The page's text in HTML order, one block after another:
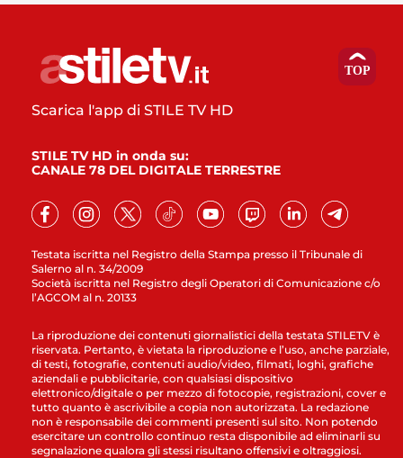
Testata iscritta nel Registro della Stampa presso il Tribunale di
Salerno al n. 34/2009
Società iscritta nel Registro degli Operatori di Comunicazione c/o
l’AGCOM al n. 20133
Scarica l'app di STILE TV HD
STILE TV HD in onda su:
CANALE 78 DEL DIGITALE TERRESTRE
La riproduzione dei contenuti giornalistici della testata STILETV è
riservata. Pertanto, è vietata la riproduzione e l’uso, anche parziale,
di testi, fotografie, contenuti audio/video, filmati, loghi, grafiche
aziendali e pubblicitarie, con qualsiasi dispositivo
elettronico/digitale o per mezzo di fotocopie, registrazioni, cover e
tutto quanto è ascrivibile a copia non autorizzata. La redazione
non è responsabile dei commenti presenti sul sito. Non potendo
esercitare un controllo continuo resta disponibile ad eliminarli su
segnalazione qualora gli stessi risultano offensivi e oltraggiosi.